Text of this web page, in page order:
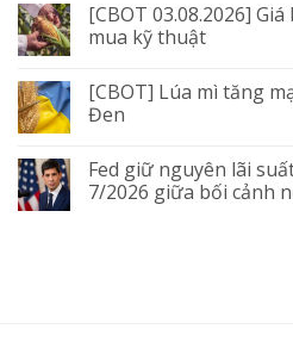
[CBOT 03.08.2026]
mua kỹ thuật
[CBOT] Lúa mì tăng
Đen
Fed giữ nguyên lãi
7/2026 giữa bối cảnh